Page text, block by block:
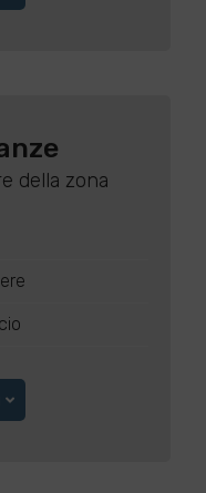
della zona